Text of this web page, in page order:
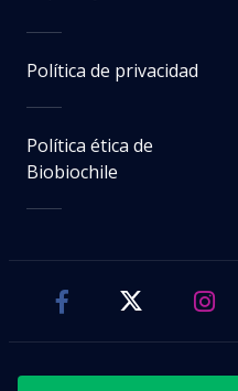
Política de privacidad
Política ética de
Biobiochile